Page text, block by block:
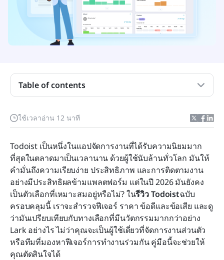
ใช้เวลาอ่าน 12 นาที
Todoist เป็นหนึ่งในแอปจัดการงานที่ได้รับความนิยมมาก
ที่สุดในตลาดมาเป็นเวลานาน ด้วยผู้ใช้นับล้านทั่วโลก มันให้
คำมั่นถึงความเรียบง่าย ประสิทธิภาพ และการติดตามงาน
อย่างมีประสิทธิผลข้ามแพลตฟอร์ม แต่ในปี 2026 มันยังคง
เป็นตัวเลือกที่เหมาะสมอยู่หรือไม่? ในรีวิว Todoistฉบับ
ครอบคลุมนี้ เราจะสำรวจฟีเจอร์ ราคา ข้อดีและข้อเสีย และดู
ว่ามันเปรียบเทียบกับทางเลือกที่มีนวัตกรรมมากกว่าอย่าง
Lark อย่างไร ไม่ว่าคุณจะเป็นผู้ใช้เดี่ยวที่จัดการงานส่วนตัว
หรือทีมที่มองหาฟีเจอร์การทำงานร่วมกัน คู่มือนี้จะช่วยให้
คุณตัดสินใจได้
Table of contents
Todoist คืออะไร และเหมาะสำหรับใคร
การกำหนดราคาและความคุ้มค่าของ Todoist
สก์ท็อป
รีวิว Todoist: ข้อดีและข้อเสียในรูปแบบรายการ
บทสรุป
คำถามที่พบบ่อย
การอ่านที่เกี่ยวข้อง